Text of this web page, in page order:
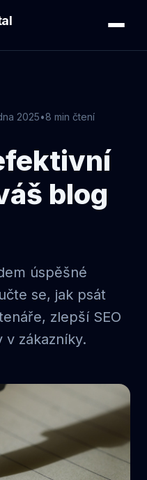
2025•8 min čtení
blog
úspěšné
se, jak psát
zlepší SEO
zákazníky.